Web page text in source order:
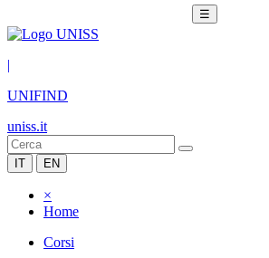
☰
|
UNIFIND
uniss.it
IT EN
×
Home
Corsi